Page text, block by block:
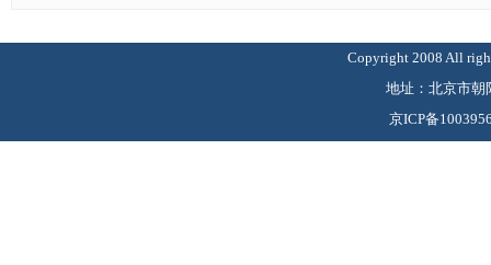
Copyright 2008 All
地址：北京市朝
京ICP备